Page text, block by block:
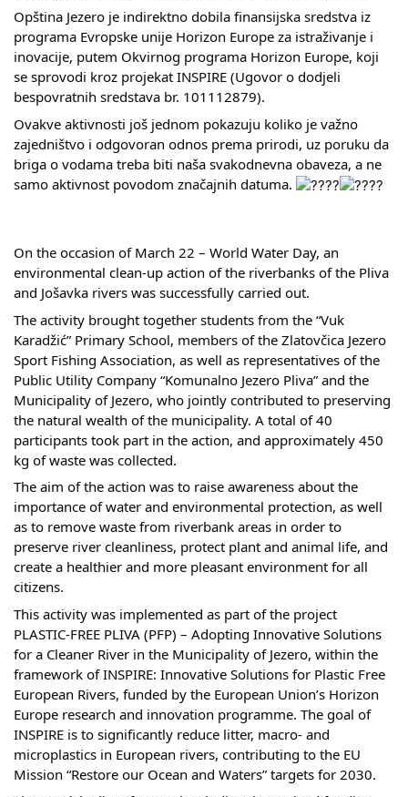
Opština Jezero je indirektno dobila finansijska sredstva iz
programa Evropske unije Horizon Europe za istraživanje i
inovacije, putem Okvirnog programa Horizon Europe, koji
se sprovodi kroz projekat INSPIRE (Ugovor o dod‌jeli
bespovratnih sredstava br. 101112879).
Ovakve aktivnosti još jednom pokazuju koliko je važno
zajedništvo i odgovoran odnos prema prirodi, uz poruku da
briga o vodama treba biti naša svakodnevna obaveza, a ne
samo aktivnost povodom značajnih datuma.
On the occasion of March 22 – World Water Day, an
environmental clean-up action of the riverbanks of the Pliva
and Jošavka rivers was successfully carried out.
The activity brought together students from the “Vuk
Karadžić” Primary School, members of the Zlatovčica Jezero
Sport Fishing Association, as well as representatives of the
Public Utility Company “Komunalno Jezero Pliva” and the
Municipality of Jezero, who jointly contributed to preserving
the natural wealth of the municipality. A total of 40
participants took part in the action, and approximately 450
kg of waste was collected.
The aim of the action was to raise awareness about the
importance of water and environmental protection, as well
as to remove waste from riverbank areas in order to
preserve river cleanliness, protect plant and animal life, and
create a healthier and more pleasant environment for all
citizens.
This activity was implemented as part of the project
PLASTIC-FREE PLIVA (PFP) – Adopting Innovative Solutions
for a Cleaner River in the Municipality of Jezero, within the
framework of INSPIRE: Innovative Solutions for Plastic Free
European Rivers, funded by the European Union’s Horizon
Europe research and innovation programme. The goal of
INSPIRE is to significantly reduce litter, macro- and
microplastics in European rivers, contributing to the EU
Mission “Restore our Ocean and Waters” targets for 2030.